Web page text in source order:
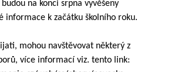
budou na konci srpna vyvěšeny
informace k začátku školního roku.
mohou navštěvovat některý z
více informací viz. tento link: